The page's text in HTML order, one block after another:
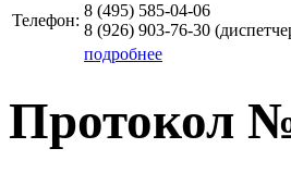
Телефон:
8 (495) 585-04-06
8 (926) 903-76-30
подробнее
Протокол